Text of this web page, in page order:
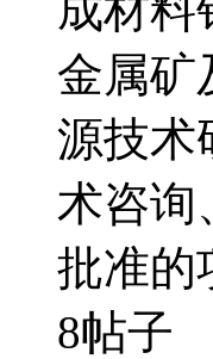
金属矿
源技术
术咨询
批准的
8帖子